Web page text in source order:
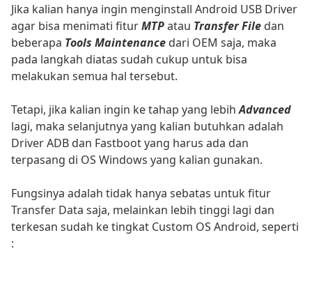
Jika kalian hanya ingin menginstall Android USB Driver
agar bisa menimati fiturMTPatau Transfer File dan
beberapa Tools Maintenance dari OEM saja, maka
pada langkah diatas sudah cukup untuk bisa
melakukan semua hal tersebut.
Tetapi, jika kalian ingin ke tahap yang lebihAdvanced
lagi, maka selanjutnya yang kalian butuhkan adalah
Driver ADB dan Fastboot yang harus ada dan
terpasang di OS Windows yang kalian gunakan.
Fungsinya adalah tidak hanya sebatas untuk fitur
Transfer Data saja, melainkan lebih tinggi lagi dan
terkesan sudah ke tingkat Custom OS Android, seperti
: